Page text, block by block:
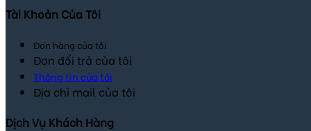
Tài Khoản Của Tôi
Đơn hàng của tôi
Đơn đổi trả của tôi
Thông tin của tôi
Địa chỉ mail của tôi
Dịch Vụ Khách Hàng